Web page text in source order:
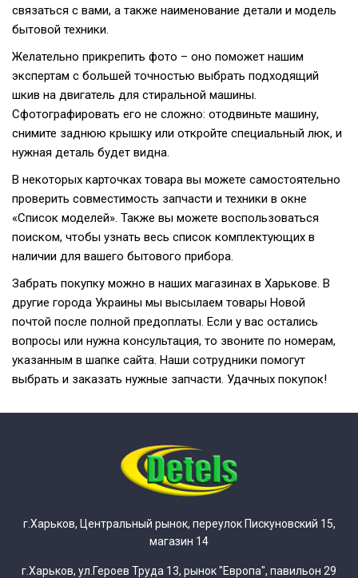
связаться с вами, а также наименование детали и модель
бытовой техники.
Желательно прикрепить фото – оно поможет нашим
экспертам с большей точностью выбрать подходящий
шкив на двигатель для стиральной машины.
Сфотографировать его не сложно: отодвиньте машину,
снимите заднюю крышку или откройте специальный люк, и
нужная деталь будет видна.
В некоторых карточках товара вы можете самостоятельно
проверить совместимость запчасти и техники в окне
«Список моделей». Также вы можете воспользоваться
поиском, чтобы узнать весь список комплектующих в
наличии для вашего бытового прибора.
Забрать покупку можно в наших магазинах в Харькове. В
другие города Украины мы высылаем товары Новой
почтой после полной предоплаты. Если у вас остались
вопросы или нужна консультация, то звоните по номерам,
указанным в шапке сайта. Наши сотрудники помогут
выбрать и заказать нужные запчасти. Удачных покупок!
г.Харьков, Центральный рынок, переулок Пискуновский 15,
магазин 14
г.Харьков, ул.Героев Труда 13, рынок "Европа", павильон 29